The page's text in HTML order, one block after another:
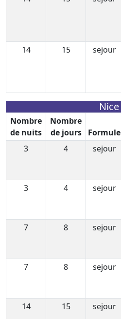
14
15 sejour
Nice
Nombre
de nuits
Nombre
de jours
Formule
3
4 sejour
3
4 sejour
7
8 sejour
7
8 sejour
14
15 sejour